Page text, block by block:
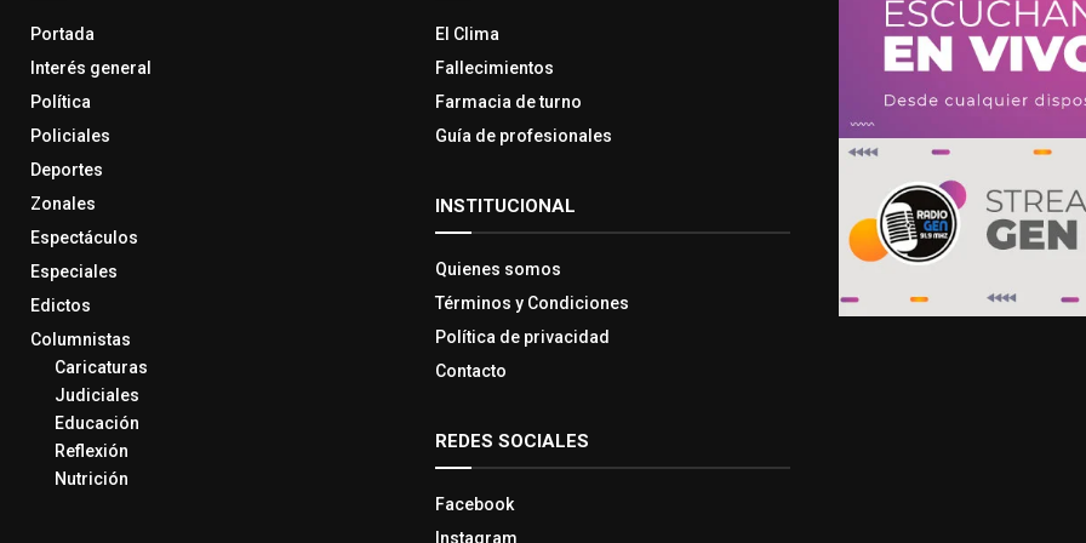
Portada
Interés general
Política
Policiales
Deportes
Zonales
Espectáculos
Especiales
Edictos
Columnistas
Caricaturas
Judiciales
Educación
Reflexión
Nutrición
El Clima
Fallecimientos
Farmacia de turno
Guía de profesionales
INSTITUCIONAL
Quienes somos
Términos y Condiciones
Política de privacidad
Contacto
REDES SOCIALES
Facebook
Instagram